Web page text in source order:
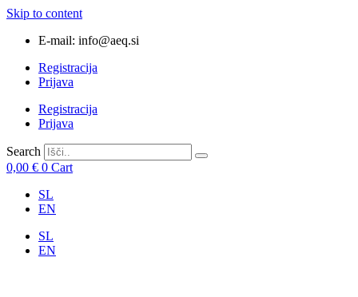
Skip to content
E-mail: info@aeq.si
Registracija
Prijava
Registracija
Prijava
Search
0,00 € 0 Cart
SL
EN
SL
EN